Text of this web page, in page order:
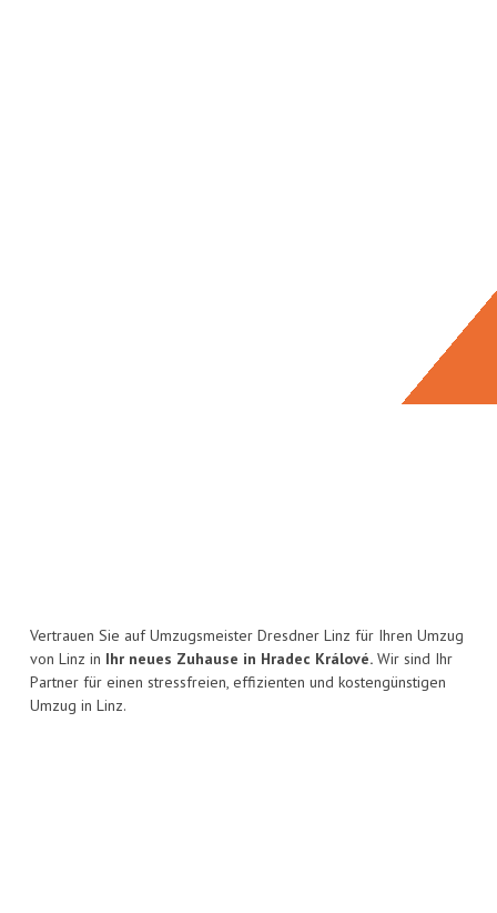
Vertrauen Sie auf Umzugsmeister Dresdner Linz für Ihren Umzug
von Linz in Ihr neues Zuhause in Hradec Králové. Wir sind Ihr
Partner für einen stressfreien, effizienten und kostengünstigen
Umzug in Linz.